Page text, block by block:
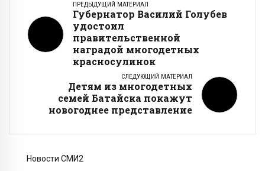
ПРЕДЫДУЩИЙ МАТЕРИАЛ
Губернатор Василий Голубев
удостоил
правительственной
наградой многодетных
красносулинок
СЛЕДУЮЩИЙ МАТЕРИАЛ
Детям из многодетных
семей Батайска покажут
новогоднее представление
Новости СМИ2